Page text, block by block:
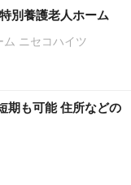
別養護老人ホーム
ニセコハイツ
期も可能 住所などの